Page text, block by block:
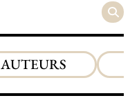
AUTEURS